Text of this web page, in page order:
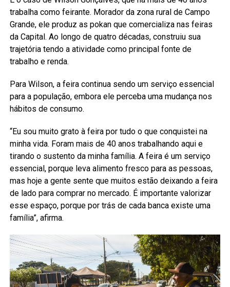
trabalha como feirante. Morador da zona rural de Campo
Grande, ele produz as pokan que comercializa nas feiras
da Capital. Ao longo de quatro décadas, construiu sua
trajetória tendo a atividade como principal fonte de
trabalho e renda.
Para Wilson, a feira continua sendo um serviço essencial
para a população, embora ele perceba uma mudança nos
hábitos de consumo.
“Eu sou muito grato à feira por tudo o que conquistei na
minha vida. Foram mais de 40 anos trabalhando aqui e
tirando o sustento da minha família. A feira é um serviço
essencial, porque leva alimento fresco para as pessoas,
mas hoje a gente sente que muitos estão deixando a feira
de lado para comprar no mercado. É importante valorizar
esse espaço, porque por trás de cada banca existe uma
família”, afirma.